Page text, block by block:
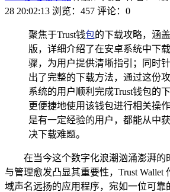
28 20:02:13 浏览：457 评论：0
聚焦于Trust钱包的下载攻略，涵
版，详细介绍了在安卓系统中下
骤，为用户提供清晰指引；同时
出了完整的下载方法，通过这份
系统的用户顺利完成Trust钱包的
更便捷地使用该钱包进行相关操
是有一定经验的用户，都能从中
决下载难题。
在当今这个数字化浪潮汹涌澎湃的
与管理愈发凸显其重要性，Trust Wallet
域声名远扬的应用程序，宛如一位可靠